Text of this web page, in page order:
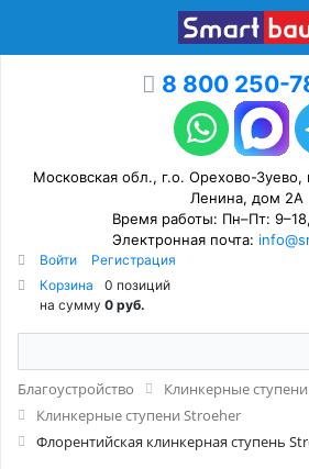
8 800 250-
Московская обл., г.о. Орехово-Зуево,
Ленина, дом 2А
Время работы: Пн–Пт:
Электронная почта:
Войти
Регистрация
Корзина
0 позиций
на сумму 0 руб.
Благоустройство
Клинкерные
Клинкерные ступени Stroeher
Флорентийская клинкерная ступень